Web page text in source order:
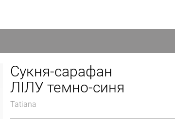
Сукня-сарафан
ЛІЛУ темно-синя
Tatiana